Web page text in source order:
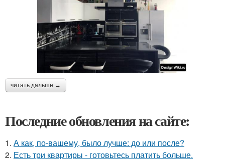
читать дальше →
Последние обновления на сайте:
1. А как, по-вашему, было лучше: до или после?
2. Есть три квартиры - готовьтесь платить больше.